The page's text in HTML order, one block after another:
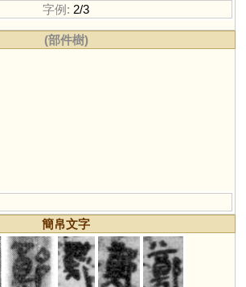
字例: 2/3
(部件樹)
簡帛文字